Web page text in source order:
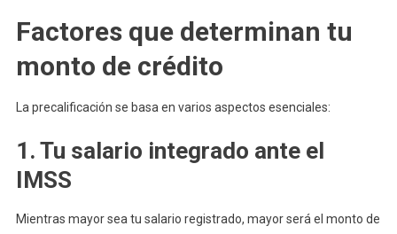
Factores que determinan tu
monto de crédito
La precalificación se basa en varios aspectos esenciales:
1. Tu salario integrado ante el
IMSS
Mientras mayor sea tu salario registrado, mayor será el monto de